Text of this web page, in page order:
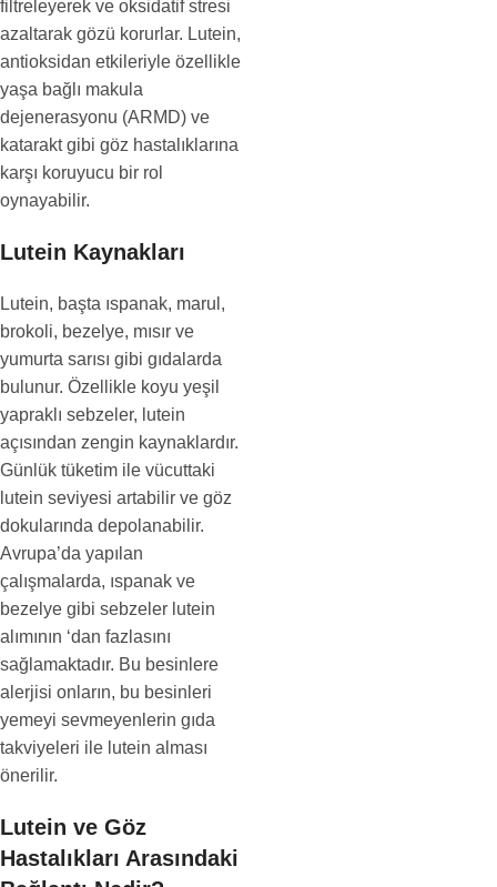
filtreleyerek ve oksidatif stresi
azaltarak gözü korurlar. Lutein,
antioksidan etkileriyle özellikle
yaşa bağlı makula
dejenerasyonu (ARMD) ve
katarakt gibi göz hastalıklarına
karşı koruyucu bir rol
oynayabilir.
Lutein Kaynakları
Lutein, başta ıspanak, marul,
brokoli, bezelye, mısır ve
yumurta sarısı gibi gıdalarda
bulunur. Özellikle koyu yeşil
yapraklı sebzeler, lutein
açısından zengin kaynaklardır.
Günlük tüketim ile vücuttaki
lutein seviyesi artabilir ve göz
dokularında depolanabilir.
Avrupa’da yapılan
çalışmalarda, ıspanak ve
bezelye gibi sebzeler lutein
alımının ‘dan fazlasını
sağlamaktadır. Bu besinlere
alerjisi onların, bu besinleri
yemeyi sevmeyenlerin gıda
takviyeleri ile lutein alması
önerilir.
Lutein ve Göz
Hastalıkları Arasındaki